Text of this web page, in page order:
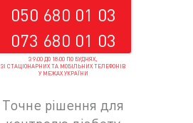
050 680 01 03
073 680 01 03
З 9:00 ДО 18:00 ПО БУДНЯХ,
ЗІ СТАЦІОНАРНИХ ТА МОБІЛЬНИХ ТЕЛЕФОНІВ
У МЕЖАХ УКРАЇНИ
Точне рішення для